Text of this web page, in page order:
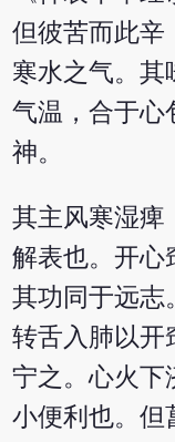
但彼苦而此辛
寒水之气。其
气温，合于心
神。
其主风寒湿痺
解表也。开心
其功同于远志
转舌入肺以开
宁之。心火下
小便利也。但